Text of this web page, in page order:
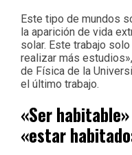
Este tipo de mundos
la aparición de vida
solar. Este trabajo
realizar más
de Física de la
el último trabajo.
«Ser
«estar